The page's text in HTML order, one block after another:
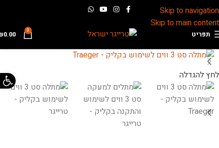
Skip to navigation
Skip to main content
תפריט 0
0.00
לחץ להגדלה